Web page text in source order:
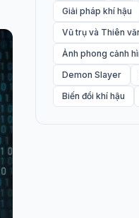
Giải pháp khí hậu
Vũ trụ và Thiên
Ảnh phong cảnh
Demon Slayer
Biến đổi khí hậu